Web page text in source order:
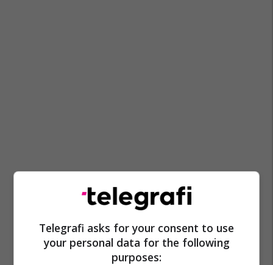
Telegrafi asks for your consent to use
your personal data for the following
purposes: